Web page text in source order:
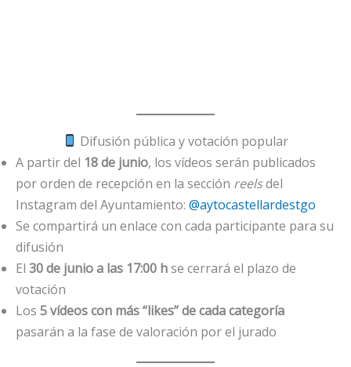
Difusión pública y votación popular
A partir del 18 de junio, los vídeos serán publicados
por orden de recepción en la sección reelsdel
Instagram del Ayuntamiento: @aytocastellardestgo
Se compartirá un enlace con cada participante para su
difusión
El 30 de junio a las 17:00 hse cerrará el plazo de
votación
Los 5 vídeos con más “likes” de cada categoría
pasarán a la fase de valoración por el jurado